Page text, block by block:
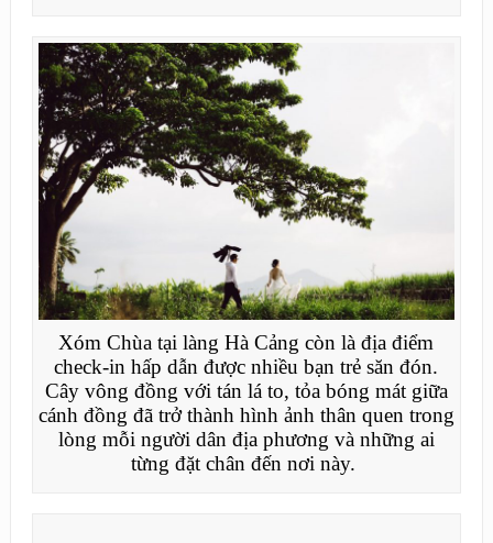
Xóm Chùa tại làng Hà Cảng còn là địa điểm
check-in hấp dẫn được nhiều bạn trẻ săn đón.
Cây vông đồng với tán lá to, tỏa bóng mát giữa
cánh đồng đã trở thành hình ảnh thân quen trong
lòng mỗi người dân địa phương và những ai
từng đặt chân đến nơi này.